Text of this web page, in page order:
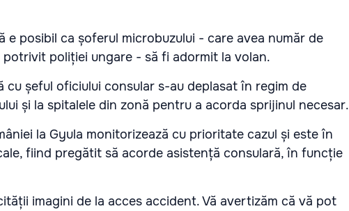
e posibil ca șoferul microbuzului - care avea număr de
potrivit poliției ungare - să fi adormit la volan.
cu șeful oficiului consular s-au deplasat în regim de
și la spitalele din zonă pentru a acorda sprijinul necesar.
la Gyula monitorizează cu prioritate cazul și este în
fiind pregătit să acorde asistență consulară, în funcție
imagini de la acces accident. Vă avertizăm că vă pot